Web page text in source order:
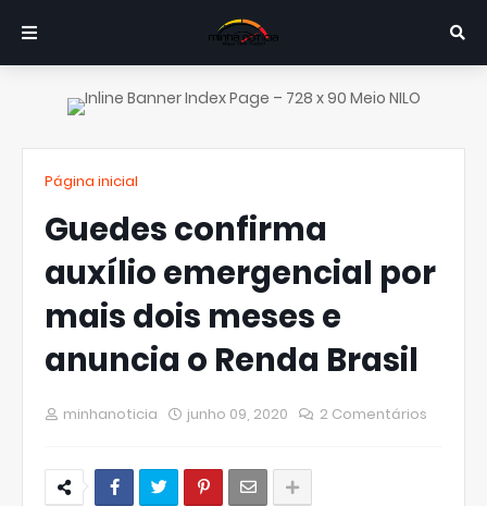
Página inicial
Guedes confirma
auxílio emergencial por
mais dois meses e
anuncia o Renda Brasil
minhanoticia junho 09, 2020 2 Comentários